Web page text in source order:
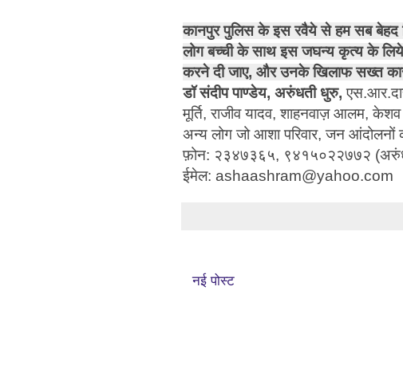
कानपुर पुलिस के इस रवैये से हम सब बेहद
लोग बच्ची के साथ इस जघन्य कृत्य के लिये
करने दी जाए, और उनके खिलाफ सख्त
डॉ संदीप पाण्डेय, अरुंधती धुरु,
मूर्ति, राजीव यादव, शाहनवाज़ आलम,
अन्य लोग जो आशा परिवार, जन आंदोलनों
फ़ोन: २३४७३६५, ९४१५०२२७७२
ईमेल: ashaashram@yahoo.com
नई पोस्ट